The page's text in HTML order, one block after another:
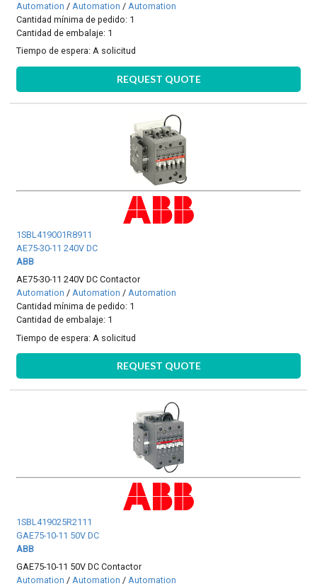
Automation /Automation /Automation
Cantidad mínima de pedido: 1
Cantidad de embalaje: 1
Tiempo de espera:A solicitud
REQUEST QUOTE
1SBL419001R8911
AE75-30-11 240V DC
ABB
AE75-30-11 240V DC Contactor
Automation /Automation /Automation
Cantidad mínima de pedido: 1
Cantidad de embalaje: 1
Tiempo de espera: A solicitud
REQUEST QUOTE
1SBL419025R2111
GAE75-10-11 50V DC
ABB
GAE75-10-11 50V DC Contactor
Automation / Automation / Automation